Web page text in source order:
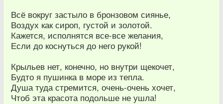
Всё вокруг застыло в бронзовом сиянье,
Воздух как сироп, густой и золотой.
Кажется, исполнятся все-все желания,
Если до коснуться до него рукой!
Крыльев нет, конечно, но внутри щекочет,
Будто я пушинка в море из тепла.
Душа туда стремится, очень-очень хочет,
Чтоб эта красота подольше не ушла!